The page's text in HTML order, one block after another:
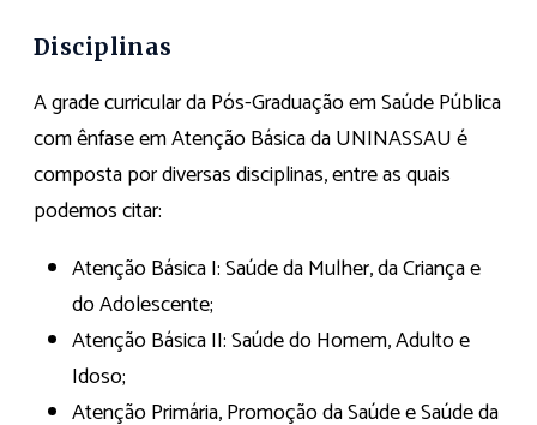
Disciplinas
A grade curricular da Pós-Graduação em Saúde Pública
com ênfase em Atenção Básica da UNINASSAU é
composta por diversas disciplinas, entre as quais
podemos citar:
Atenção Básica I: Saúde da Mulher, da Criança e
do Adolescente;
Atenção Básica II: Saúde do Homem, Adulto e
Idoso;
Atenção Primária, Promoção da Saúde e Saúde da